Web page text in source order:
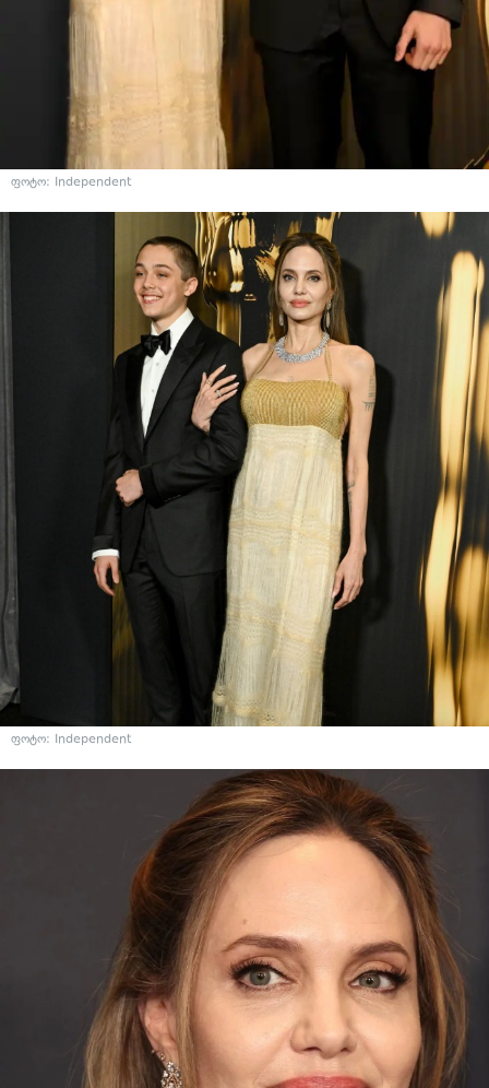
ფოტო: Independent
ფოტო: Independent